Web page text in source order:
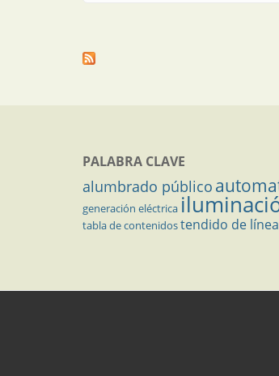
PALABRA CLAVE
alumbrado público
generación eléctrica
tabla de contenidostendido de